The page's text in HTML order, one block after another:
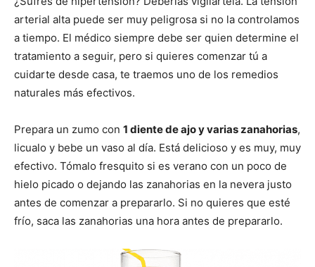
arterial alta puede ser muy peligrosa si no la controlamos
a tiempo. El médico siempre debe ser quien determine el
tratamiento a seguir, pero si quieres comenzar tú a
cuidarte desde casa, te traemos uno de los remedios
naturales más efectivos.
Prepara un zumo con 1 diente de ajo y varias zanahorias,
licualo y bebe un vaso al día. Está delicioso y es muy, muy
efectivo. Tómalo fresquito si es verano con un poco de
hielo picado o dejando las zanahorias en la nevera justo
antes de comenzar a prepararlo. Si no quieres que esté
frío, saca las zanahorias una hora antes de prepararlo.